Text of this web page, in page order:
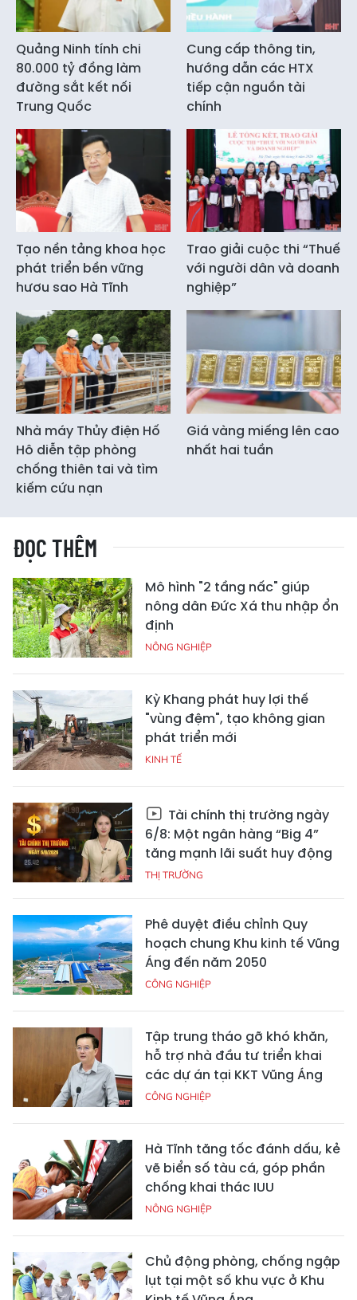
Quảng Ninh tính chi
80.000 tỷ đồng làm
đường sắt kết nối
Trung Quốc
Cung cấp thông tin,
hướng dẫn các HTX
tiếp cận nguồn tài
chính
Tạo nền tảng khoa học
phát triển bền vững
hươu sao Hà Tĩnh
Trao giải cuộc thi “Thuế
với người dân và doanh
nghiệp”
Nhà máy Thủy điện Hố
Hô diễn tập phòng
chống thiên tai và tìm
kiếm cứu nạn
Giá vàng miếng lên cao
nhất hai tuần
ĐỌC THÊM
Mô hình "2 tầng nấc" giúp
nông dân Đức Xá thu nhập ổn
định
NÔNG NGHIỆP
Kỳ Khang phát huy lợi thế
"vùng đệm", tạo không gian
phát triển mới
KINH TẾ
Tài chính thị trường ngày
6/8: Một ngân hàng “Big 4”
tăng mạnh lãi suất huy động
THỊ TRƯỜNG
Phê duyệt điều chỉnh Quy
hoạch chung Khu kinh tế Vũng
Áng đến năm 2050
CÔNG NGHIỆP
Tập trung tháo gỡ khó khăn,
hỗ trợ nhà đầu tư triển khai
các dự án tại KKT Vũng Áng
CÔNG NGHIỆP
Hà Tĩnh tăng tốc đánh dấu, kẻ
vẽ biển số tàu cá, góp phần
chống khai thác IUU
NÔNG NGHIỆP
Chủ động phòng, chống ngập
lụt tại một số khu vực ở Khu